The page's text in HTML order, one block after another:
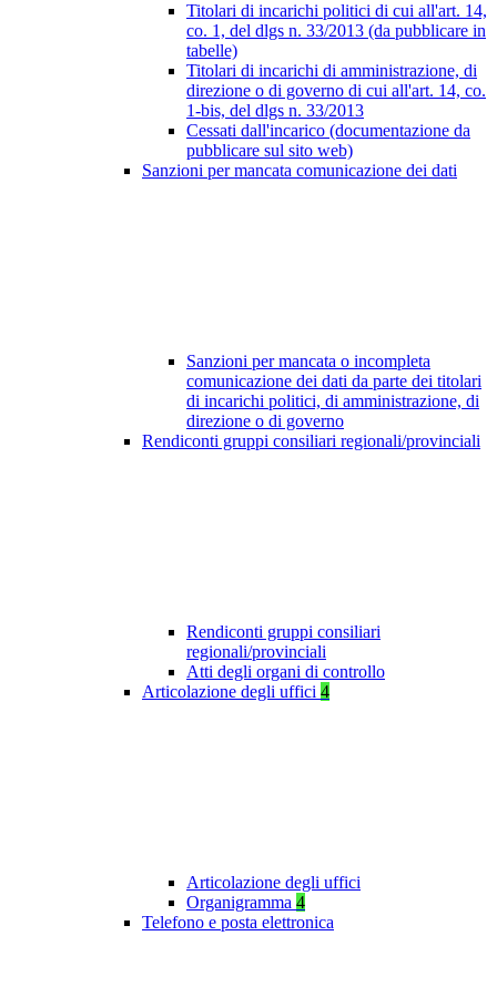
Titolari di incarichi politici di cui all'art. 14,
co. 1, del dlgs n. 33/2013 (da pubblicare in
tabelle)
Titolari di incarichi di amministrazione, di
direzione o di governo di cui all'art. 14, co.
1-bis, del dlgs n. 33/2013
Cessati dall'incarico (documentazione da
pubblicare sul sito web)
Sanzioni per mancata comunicazione dei dati
Sanzioni per mancata o incompleta
comunicazione dei dati da parte dei titolari
di incarichi politici, di amministrazione, di
direzione o di governo
Rendiconti gruppi consiliari regionali/provinciali
Rendiconti gruppi consiliari
regionali/provinciali
Atti degli organi di controllo
Articolazione degli uffici 4
Articolazione degli uffici
Organigramma 4
Telefono e posta elettronica